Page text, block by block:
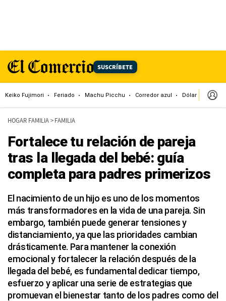
SUSCRÍBETE
Keiko Fujimori Feriado Machu Picchu Corredor azul Dólar
HOGAR FAMILIA> FAMILIA
Fortalece tu relación de pareja
tras la llegada del bebé: guía
completa para padres primerizos
El nacimiento de un hijo es uno de los momentos
más transformadores en la vida de una pareja. Sin
embargo, también puede generar tensiones y
distanciamiento, ya que las prioridades cambian
drásticamente. Para mantener la conexión
emocional y fortalecer la relación después de la
llegada del bebé, es fundamental dedicar tiempo,
esfuerzo y aplicar una serie de estrategias que
promuevan el bienestar tanto de los padres como del